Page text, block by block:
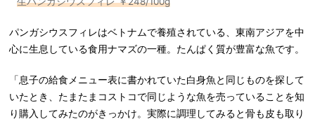
パンガシウスフィレはベトナムで養殖されている、東南アジアを中
心に生息している食用ナマズの一種。たんぱく質が豊富な魚です。
「息子の給食メニュー表に書かれていた白身魚と同じものを探して
いたとき、たまたまコストコで同じような魚を売っていることを知
り購入してみたのがきっかけ。実際に調理してみると骨も皮も取り